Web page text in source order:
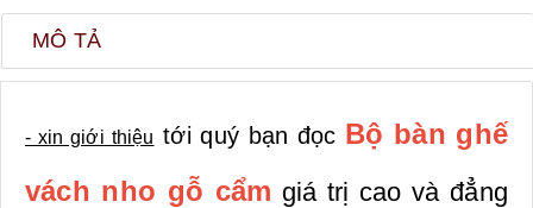
MÔ TẢ
- xin giới thiệu tới quý bạn đọc Bộ bàn ghế
vách nho gỗ cẩm giá trị cao và đẳng